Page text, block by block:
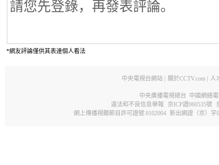
*網友評論僅供其表達個人看法
中央電視台網站 關於CCTV.com 人
中央廣播電視總台 中國網絡
違法和不良信息舉報
京ICP證060535號
網上傳播視聽節目許可證號 0102004 新出網證（京）